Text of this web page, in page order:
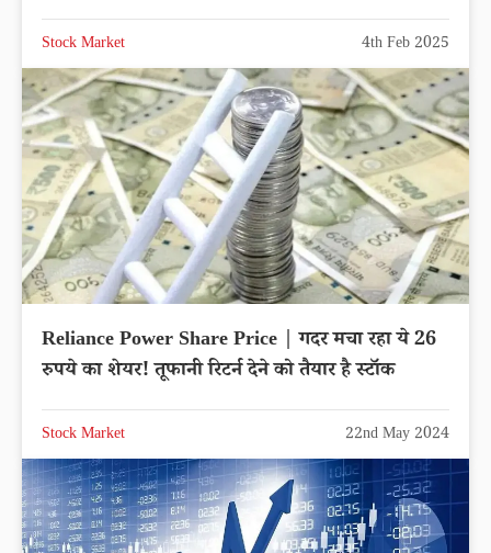
Stock Market 4th Feb 2025
Reliance Power Share Price | गदर मचा रहा ये 26
रुपये का शेयर! तूफानी रिटर्न देने को तैयार है स्टॉक
Stock Market 22nd May 2024